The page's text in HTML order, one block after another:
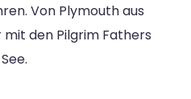
Von Plymouth aus
den Pilgrim Fathers